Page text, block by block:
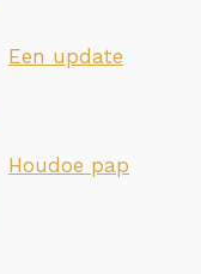
Een update
Houdoe pap